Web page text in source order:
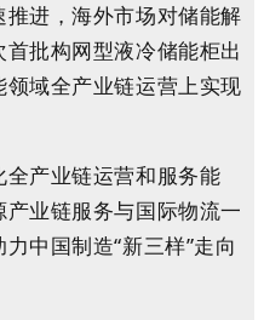
进，海外市场对储能解
批构网型液冷储能柜出
域全产业链运营上实现
产业链运营和服务能
业链服务与国际物流一
中国制造“新三样”走向